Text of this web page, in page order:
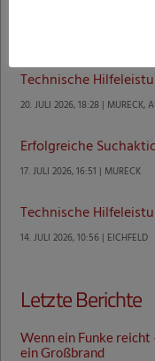
Technische
Technische
20. JULI 2026, 18:28 | MURECK,
Erfolgreiche
17. JULI 2026, 16:51 | MURECK
Technische
14. JULI 2026, 10:56 | EICHFELD
Letzte Berichte
Wenn ein Funke reicht
ein Großbrand